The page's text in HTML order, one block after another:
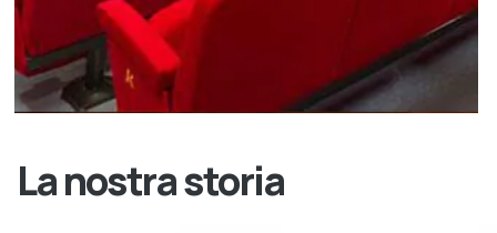
La nostra storia